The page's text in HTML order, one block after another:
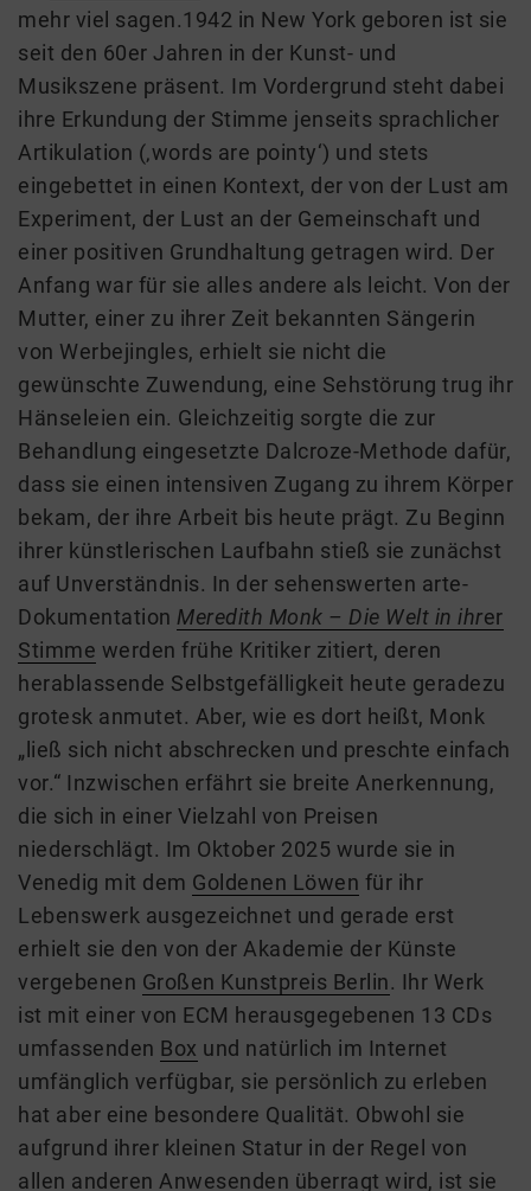
mehr viel sagen.1942 in New York geboren ist sie
seit den 60er Jahren in der Kunst- und
Musikszene präsent. Im Vordergrund steht dabei
ihre Erkundung der Stimme jenseits sprachlicher
Artikulation (‚words are pointy‘) und stets
eingebettet in einen Kontext, der von der Lust am
Experiment, der Lust an der Gemeinschaft und
einer positiven Grundhaltung getragen wird. Der
Anfang war für sie alles andere als leicht. Von der
Mutter, einer zu ihrer Zeit bekannten Sängerin
von Werbejingles, erhielt sie nicht die
gewünschte Zuwendung, eine Sehstörung trug ihr
Hänseleien ein. Gleichzeitig sorgte die zur
Behandlung eingesetzte Dalcroze-Methode dafür,
dass sie einen intensiven Zugang zu ihrem Körper
bekam, der ihre Arbeit bis heute prägt. Zu Beginn
ihrer künstlerischen Laufbahn stieß sie zunächst
auf Unverständnis. In der sehenswerten arte-
Dokumentation Meredith Monk – Die Welt in ihrer
Stimme werden frühe Kritiker zitiert, deren
herablassende Selbstgefälligkeit heute geradezu
grotesk anmutet. Aber, wie es dort heißt, Monk
„ließ sich nicht abschrecken und preschte einfach
vor.“ Inzwischen erfährt sie breite Anerkennung,
die sich in einer Vielzahl von Preisen
niederschlägt. Im Oktober 2025 wurde sie in
Venedig mit dem Goldenen Löwen für ihr
Lebenswerk ausgezeichnet und gerade erst
erhielt sie den von der Akademie der Künste
vergebenen Großen Kunstpreis Berlin. Ihr Werk
ist mit einer von ECM herausgegebenen 13 CDs
umfassenden Box und natürlich im Internet
umfänglich verfügbar, sie persönlich zu erleben
hat aber eine besondere Qualität. Obwohl sie
aufgrund ihrer kleinen Statur in der Regel von
allen anderen Anwesenden überragt wird, ist sie